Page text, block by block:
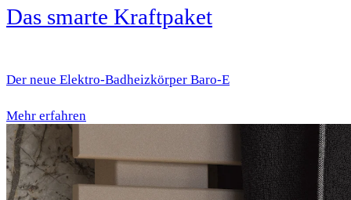
Das smarte Kraftpaket
Der neue Elektro-Badheizkörper Baro-E
Mehr erfahren